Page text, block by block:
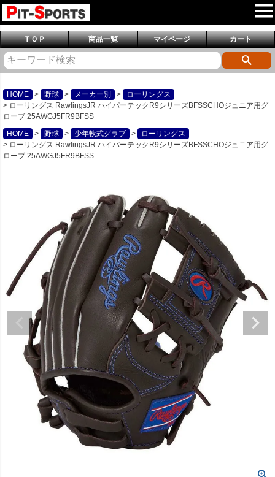
ＴＯＰ 商品一覧 マイページ カート
HOME 野球 メーカー別
ローリングス
ローリングス RawlingsJR ハイパーテックR9シリーズBFSSCHOジュニア用グ
ローブ 25AWGJ5FR9BFSS
HOME
野球 少年軟式グラブ
ローリングス
ローリングス RawlingsJR ハイパーテックR9シリーズBFSSCHOジュニア用グ
ローブ 25AWGJ5FR9BFSS